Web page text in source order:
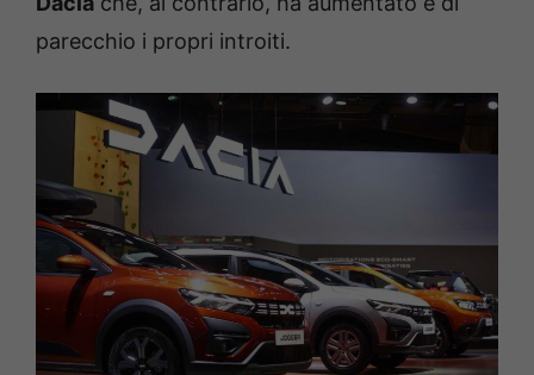
parecchio i propri introiti.